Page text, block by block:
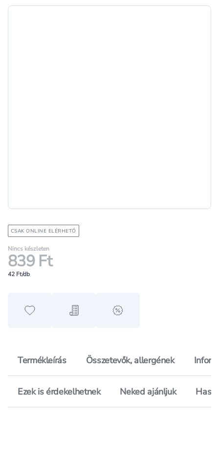
CSAK ONLINE ELÉRHETŐ
Nincs készleten
839 Ft
42 Ft/db
Hozzáadás a kedvencekhez
Hozzáadás a bevásárló listához
alert when on sale
Termékleírás Összetevők, allergének
Ezek is érdekelhetnek Neked ajánljuk